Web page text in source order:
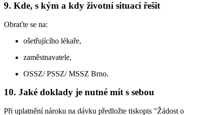
9. Kde, s kým a kdy životní situaci řešit
Obraťte se na:
ošetřujícího lékaře,
zaměstnavatele,
OSSZ/ PSSZ/ MSSZ Brno.
10. Jaké doklady je nutné mít s sebou
Při uplatnění nároku na dávku předložte tiskopis "Žádost o